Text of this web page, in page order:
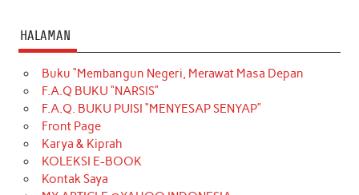
c
e
b
o
o
k
t
a
g
r
a
m
T
o
k
t
e
r
k
e
d
t
t
e
T
u
b
HALAMAN
Buku “Membangun Negeri, Merawat Masa Depan
F.A.Q BUKU “NARSIS”
F.A.Q. BUKU PUISI “MENYESAP SENYAP”
Front Page
Karya & Kiprah
KOLEKSI E-BOOK
Kontak Saya